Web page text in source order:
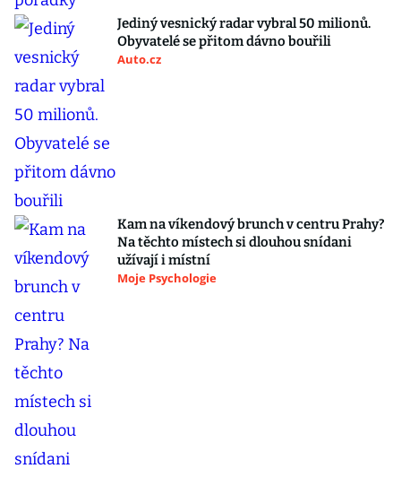
Jediný vesnický radar vybral 50 milionů.
Obyvatelé se přitom dávno bouřili
Auto.cz
Kam na víkendový brunch v centru Prahy?
Na těchto místech si dlouhou snídani
užívají i místní
Moje Psychologie